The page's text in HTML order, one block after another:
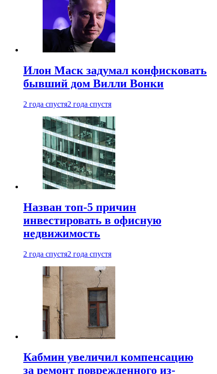
Илон Маск задумал конфисковать
бывший дом Вилли Вонки
2 года спустя2 года спустя
Назван топ-5 причин
инвестировать в офисную
недвижимость
2 года спустя2 года спустя
Кабмин увеличил компенсацию
за ремонт поврежденного из-